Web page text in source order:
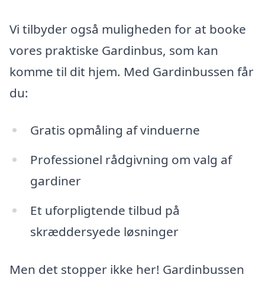
Vi tilbyder også muligheden for at booke
vores praktiske Gardinbus, som kan
komme til dit hjem. Med Gardinbussen får
du:
Gratis opmåling af vinduerne
Professionel rådgivning om valg af
gardiner
Et uforpligtende tilbud på
skræddersyede løsninger
Men det stopper ikke her! Gardinbussen